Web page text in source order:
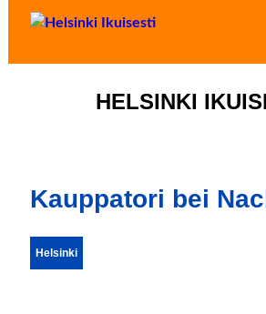
HELSINKI
Kauppatori bei
Helsinki